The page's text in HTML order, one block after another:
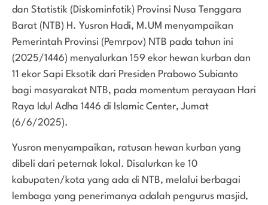
dan Statistik (Diskominfotik) Provinsi Nusa Tenggara
Barat (NTB) H. Yusron Hadi, M.UM menyampaikan
Pemerintah Provinsi (Pemrpov) NTB pada tahun ini
(2025/1446) menyalurkan 159 ekor hewan kurban dan
11 ekor Sapi Eksotik dari Presiden Prabowo Subianto
bagi masyarakat NTB, pada momentum perayaan Hari
Raya Idul Adha 1446 di Islamic Center, Jumat
(6/6/2025).
Yusron menyampaikan, ratusan hewan kurban yang
dibeli dari peternak lokal. Disalurkan ke 10
kabupaten/kota yang ada di NTB, melalui berbagai
lembaga yang penerimanya adalah pengurus masjid,